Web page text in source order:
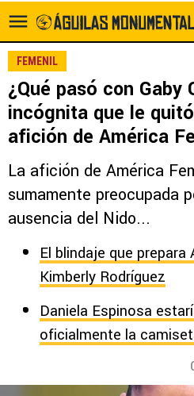
FEMENIL
¿Qué pasó con Gaby
incógnita que le
afición de América
La afición de América
sumamente preocupada
ausencia del Nido...
El blindaje que
Kimberly Rodríguez
Daniela Espinosa
oficialmente la